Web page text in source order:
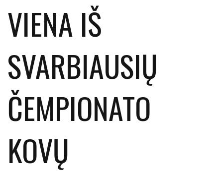
VIENA IŠ
SVARBIAUSIŲ
ČEMPIONATO
KOVŲ